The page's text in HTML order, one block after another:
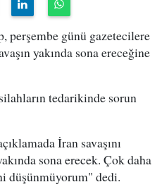
perşembe günü gazetecilere
yakında sona ereceğine
tedarikinde sorun
İran savaşını
sona erecek. Çok daha
düşünmüyorum" dedi.